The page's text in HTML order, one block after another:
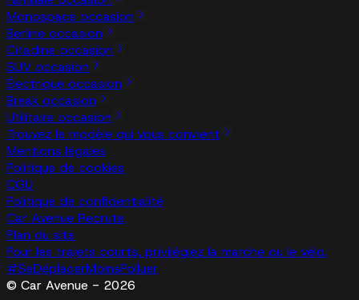
Monospace occasion
Berline occasion
Citadine occasion
SUV occasion
Électrique occasion
Break occasion
Utilitaire occasion
Trouvez le modèle qui vous convient
Mentions légales
Politique de cookies
CGU
Politique de confidentialité
Car Avenue Recrute
Plan du site
Pour les trajets courts, privilégiez la marche ou le vélo.
#SeDéplacerMoinsPolluer
© Car Avenue - 2026